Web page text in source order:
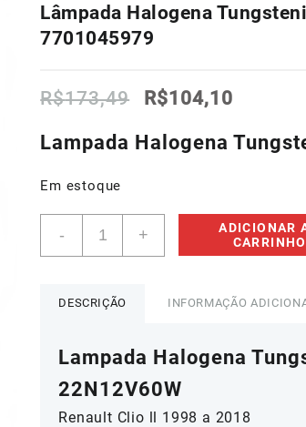
Lâmpada Halogena
7701045979
R$173,49
O
original
era:
R$104,10
atual
é:
Lampada Halogena
Em estoque
-
Halogena
Tungstenio
Clio
7701045979
+
ADICIONAR
CARRINHO
DESCRIÇÃO INFORMAÇÃO
Lampada Halogena
22N12V60W
Renault Clio ll 1998 a 2018